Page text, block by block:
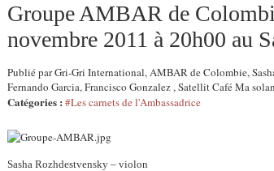
Groupe AMBAR de
novembre 2011 à 20h00 au
Publié par Gri-Gri International, AMBAR de Colombie,
Fernando Garcia, Francisco Gonzalez , Satellit Café Ma
Catégories : #Les carnets de l'Ambassadrice
Sasha Rozhdestvensky – violon